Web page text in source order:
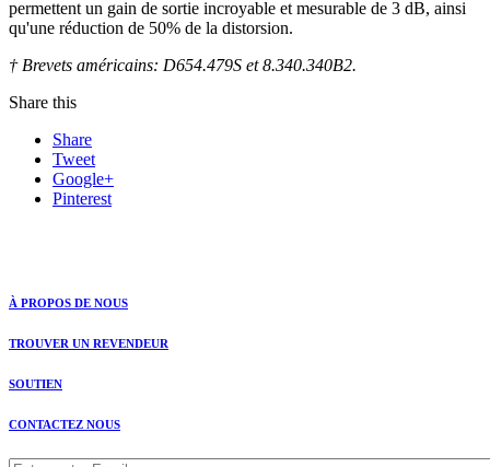
permettent un gain de sortie incroyable et mesurable de 3 dB, ainsi
qu'une réduction de 50% de la distorsion.
† Brevets américains: D654.479S et 8.340.340B2.
Share this
Share
Tweet
Google+
Pinterest
À PROPOS DE NOUS
TROUVER UN REVENDEUR
SOUTIEN
CONTACTEZ NOUS